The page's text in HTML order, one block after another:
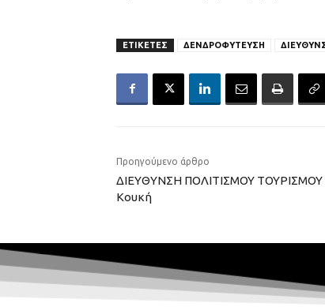
ΕΤΙΚΕΤΕΣ ΔΕΝΔΡΟΦΥΤΕΥΣΗ
Προηγούμενο άρθρο
ΔΙΕΥΘΥΝΣΗ ΠΟΛΙΤΙΣΜΟΥ ΤΟΥΡΙΣΜΟΥ
Κουκή